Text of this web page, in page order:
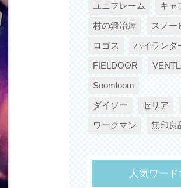
ユニフレーム
キャ
村の鍛冶屋
スノー
ロゴス
ハイランダ
FIELDOOR
Soomloom
ダイソー
セリア
ワークマン
無印良
人気ワー